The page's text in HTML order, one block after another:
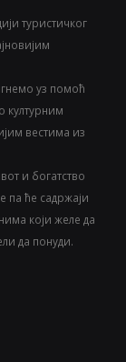
туристичког
уз помоћ
културним
вестима из
и богатство
па ће садржаји
који желе да
да понуди.